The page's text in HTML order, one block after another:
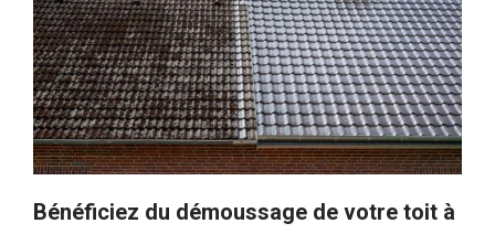
Bénéficiez du démoussage de votre toit à